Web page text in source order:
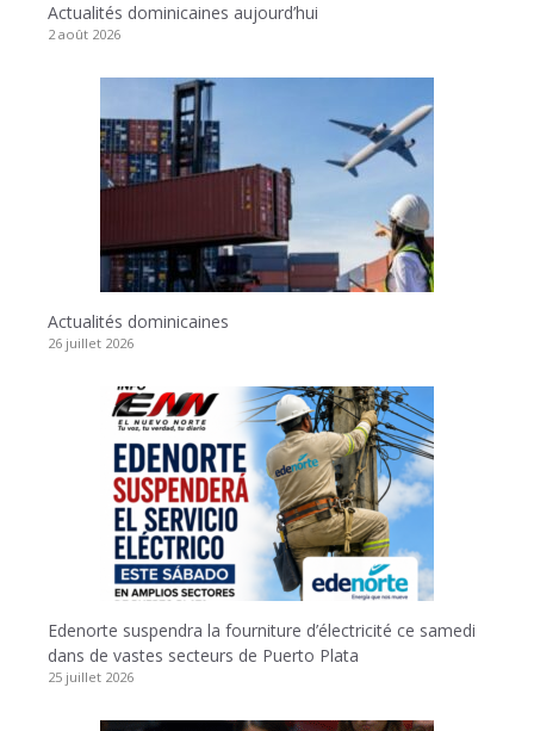
Actualités dominicaines aujourd’hui
2 août 2026
Actualités dominicaines
26 juillet 2026
Edenorte suspendra la fourniture d’électricité ce samedi
dans de vastes secteurs de Puerto Plata
25 juillet 2026